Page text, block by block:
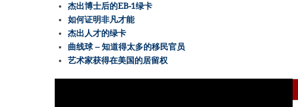
杰出博士后的EB-1绿卡
如何证明非凡才能
杰出人才的绿卡
曲线球 – 知道得太多的移民官员
艺术家获得在美国的居留权